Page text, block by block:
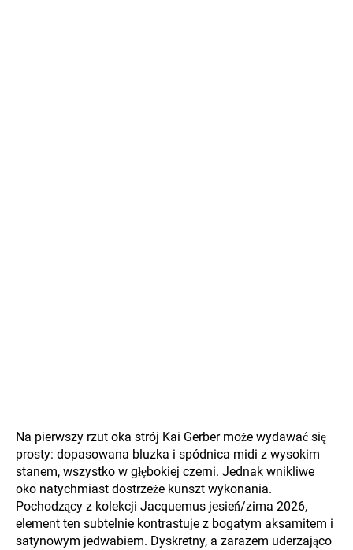
Na pierwszy rzut oka strój Kai Gerber może wydawać się
prosty: dopasowana bluzka i spódnica midi z wysokim
stanem, wszystko w głębokiej czerni. Jednak wnikliwe
oko natychmiast dostrzeże kunszt wykonania.
Pochodzący z kolekcji Jacquemus jesień/zima 2026,
element ten subtelnie kontrastuje z bogatym aksamitem i
satynowym jedwabiem. Dyskretny, a zarazem uderzająco